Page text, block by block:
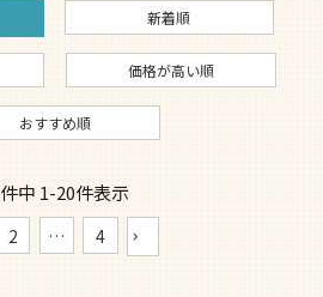
新着順
価格が高い順
おすすめ順
件中 1-20件表示
2 … 4